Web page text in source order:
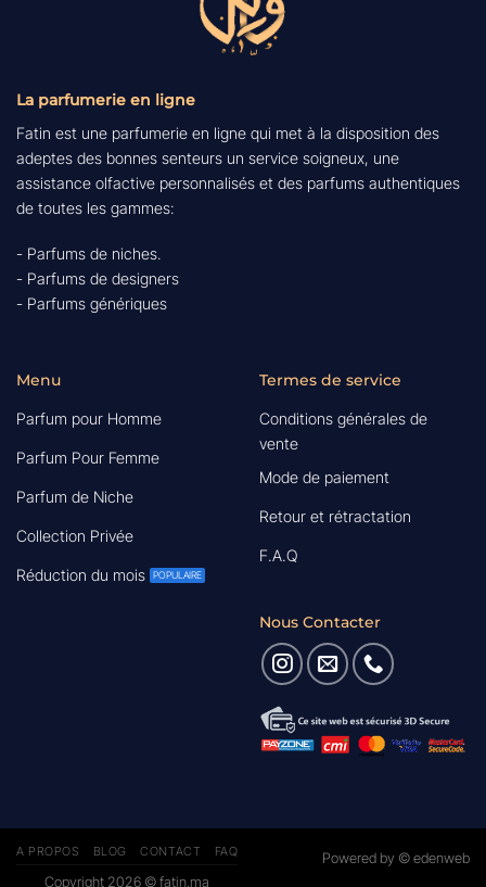
La parfumerie en ligne
Fatin est une parfumerie en ligne qui met à la disposition des
adeptes des bonnes senteurs un service soigneux, une
assistance olfactive personnalisés et des parfums authentiques
de toutes les gammes:
- Parfums de niches.
- Parfums de designers
- Parfums génériques
Menu
Parfum pour Homme
Parfum Pour Femme
Parfum de Niche
Collection Privée
Réduction du mois
Termes de service
Conditions générales de
vente
Mode de paiement
Retour et rétractation
F.A.Q
Nous Contacter
Powered by ©edenweb
A PROPOS BLOG CONTACT FAQ
Copyright 2026 ©fatin.ma